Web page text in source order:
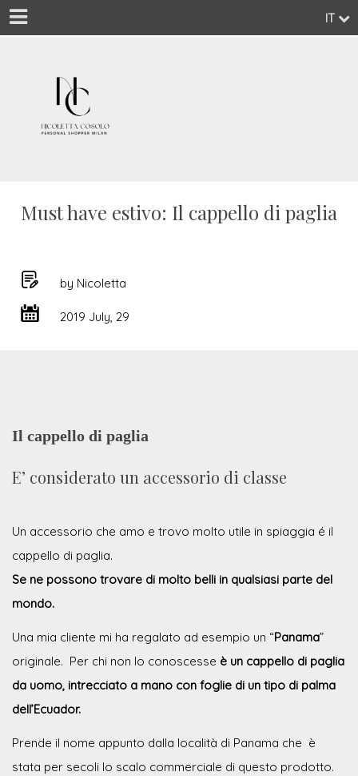
IT
Must have estivo: Il cappello di paglia
by Nicoletta
2019 July, 29
Il cappello di paglia
E’ considerato un accessorio di classe
Un accessorio che amo e trovo molto utile in spiaggia é il
cappello di paglia.
Se ne possono trovare di molto belli in qualsiasi parte del
mondo.
Una mia cliente mi ha regalato ad esempio un “Panama”
originale. Per chi non lo conoscesse è un cappello di paglia
da uomo, intrecciato a mano con foglie di un tipo di palma
dell’Ecuador.
Prende il nome appunto dalla località di Panama che è
stata per secoli lo scalo commerciale di questo prodotto.